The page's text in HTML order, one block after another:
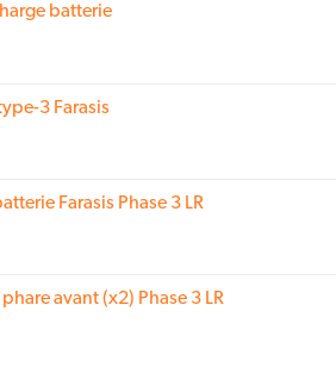
batterie
3 Farasis
Farasis Phase 3 LR
avant (x2) Phase 3 LR